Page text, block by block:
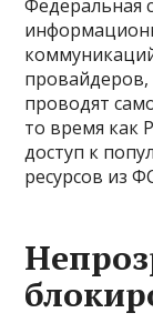
Федеральная
проводят
то время как
доступ к
ресурсов из